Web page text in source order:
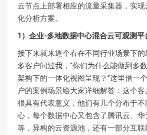
云节点上部署相应的流量采集器，实
化分析方案。
1）企业-多地数据中心混合云可观测平
接下来就来逐个看在不同行业场景下
多客户问过我，“你们为什么能做到多
架构下的一体化视图呈现？”这里借一
户的案例场景给大家详细解答：这个
很具有代表意义，他们有几个分布于不
心，每个数据中心又包含了腾讯云、华
等，异构的云资源池，还有一部分互